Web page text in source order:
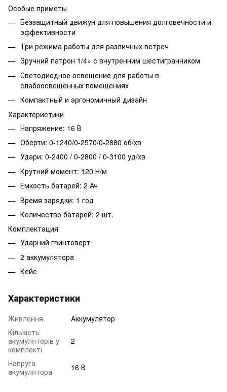
Особые приметы
Беззащитный движун для повышения долговечности и
эффективности
Три режима работы для различных встреч
Зручний патрон 1/4» с внутренним шестигранником
Светодиодное освещение для работы в
слабоосвещенных помещениях
Компактный и эргономичный дизайн
Характеристики
Напряжение: 16 В
Оберти: 0-1240/0-2570/0-2880 об/хв
Удари: 0-2400 / 0-2800 / 0-3100 уд/хв
Крутний момент: 120 Н/м
Емкость батарей: 2 Ач
Время зарядки: 1 год
Количество батарей: 2 шт.
Комплектация
Ударний гвинтоверт
2 аккумулятора
Кейс
Характеристики
Живлення
Аккумулятор
Кількість
акумуляторів у
комплекті
2
Напруга
акумулятора
16 В